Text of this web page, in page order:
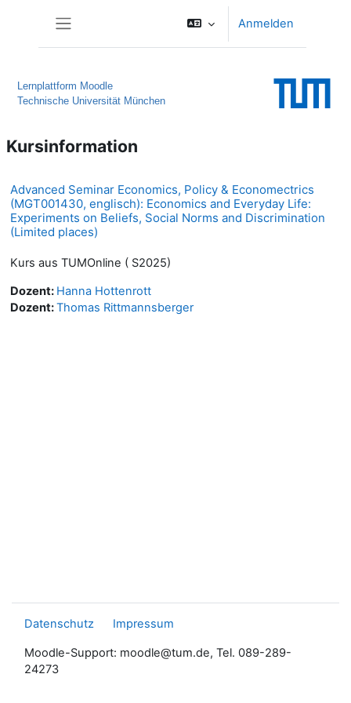
Anmelden
Lernplattform Moodle
Technische Universität München
Kursinformation
Advanced Seminar Economics, Policy & Economectrics
(MGT001430, englisch): Economics and Everyday Life:
Experiments on Beliefs, Social Norms and Discrimination
(Limited places)
Kurs aus TUMOnline ( S2025)
Dozent: Hanna Hottenrott
Dozent:Thomas Rittmannsberger
Datenschutz Impressum
Moodle-Support: moodle@tum.de, Tel. 089-289-
24273